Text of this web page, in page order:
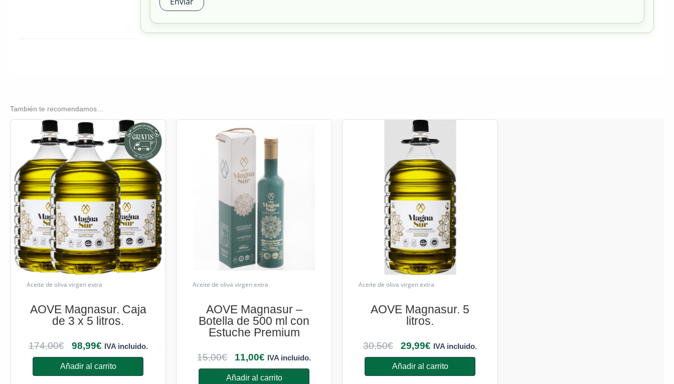
También te recomendamos…
Aceite de oliva virgen extra
AOVE Magnasur. Caja
de 3 x 5 litros.
174,00€ 98,99€ IVA incluido.
Añadir al carrito
Aceite de oliva virgen extra
AOVE Magnasur –
Botella de 500 ml con
Estuche Premium
15,00€ 11,00€ IVA incluido.
Añadir al carrito
Aceite de oliva virgen extra
AOVE Magnasur. 5
litros.
30,50€ 29,99€ IVA incluido.
Añadir al carrito